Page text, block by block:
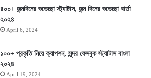
৪০০+ জন্মদিনের শুভেচ্ছা স্ট্যাটাস, জন্ম দিনের শুভেচ্ছা বার্তা
২০২৪
April 6, 2024
১০০+ প্রকৃতি নিয়ে ক্যাপশন, সুন্দর ফেসবুক স্ট্যাটাস বাংলা
২০২৪
April 19, 2024